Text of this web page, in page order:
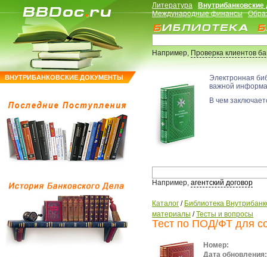
ВНУТРИБАНКОВСКИЕ ДОКУМЕНТЫ
Литература
Международные финансы
Например,Проверка клиентов
Электронная
важной
В чем
Например, агентский договор
Каталог / Библиотека
материалы /Тесты и вопросы
Тест по ПОД/ФТ для
Номер:
Дата обновления: